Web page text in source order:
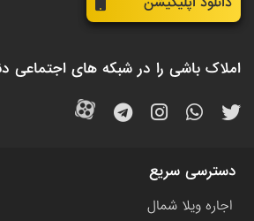
املاک باشی را در شبکه های اجتماعی
دسترسی سریع
اجاره ویلا شمال